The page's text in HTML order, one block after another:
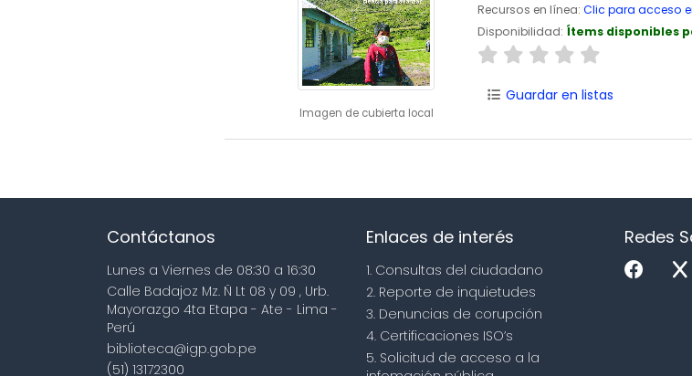
Imagen de cubierta local
Recursos en línea: Clic para acceso
Disponibilidad: Ítems disponibles
Guardar en listas
Contáctanos
Lunes a Viernes de 08:30 a 16:30
Calle Badajoz Mz. Ñ Lt 08 y 09 , Urb.
Mayorazgo 4ta Etapa - Ate - Lima -
Perú
biblioteca@igp.gob.pe
(51) 13172300
Enlaces de interés
1. Consultas del ciudadano
2. Reporte de inquietudes
3. Denuncias de corupción
4. Certificaciones ISO’s
5. Solicitud de acceso a la
Redes